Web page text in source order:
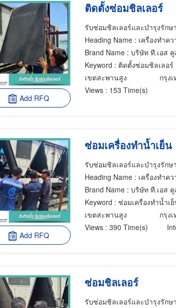
Add RFQ
ติดตั้งซ่อมชิลเลอร์
Heading Name : เครื่องทำค
Brand Name : บริษัท ที.เอส
Keyword : ติดตั้งซ่อมชิลเลอร์
เขตสะพานสูง
กรุง
Views : 153 Time(s)
Add RFQ
ซ่อมเครื่องทำน้ำเย็น
Heading Name : เครื่องทำค
Brand Name : บริษัท ที.เอส
Keyword : ซ่อมเครื่องทำน้ำเ
เขตสะพานสูง
กรุง
Views : 390 Time(s)
ซ่อมชิลเลอร์